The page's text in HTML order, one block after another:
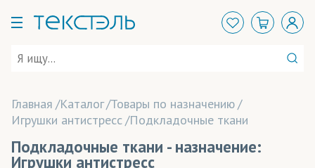
Главная Каталог Товары по назначению
Игрушки антистресс Подкладочные ткани
Подкладочные ткани - назначение:
Игрушки антистресс